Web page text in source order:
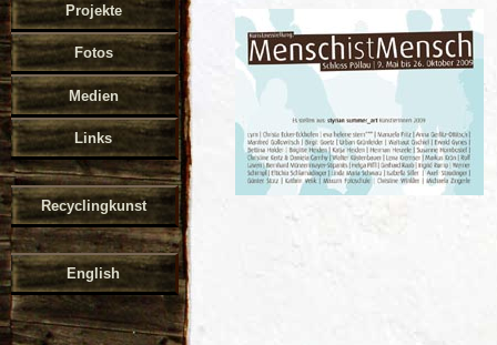
Projekte
Fotos
Medien
Links
Recyclingkunst
English